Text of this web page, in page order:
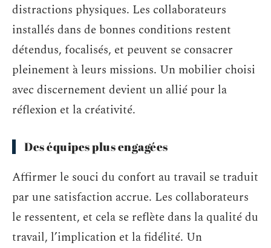
distractions physiques. Les collaborateurs
installés dans de bonnes conditions restent
détendus, focalisés, et peuvent se consacrer
pleinement à leurs missions. Un mobilier choisi
avec discernement devient un allié pour la
réflexion et la créativité.
Des équipes plus engagées
Affirmer le souci du confort au travail se traduit
par une satisfaction accrue. Les collaborateurs
le ressentent, et cela se reflète dans la qualité du
travail, l’implication et la fidélité. Un